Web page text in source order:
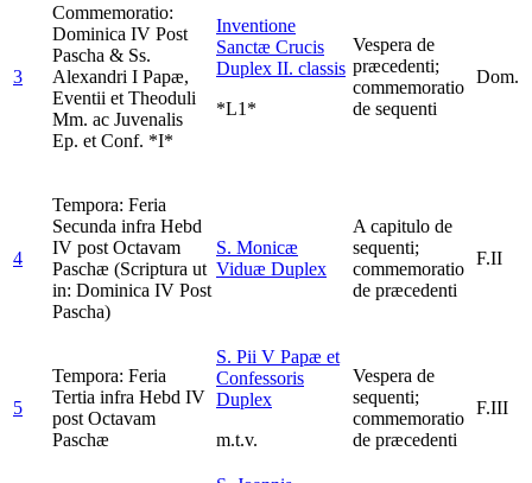
3
Commemoratio:
Dominica IV Post
Pascha & Ss.
Alexandri I Papæ,
Eventii et Theoduli
Mm. ac Juvenalis
Ep. et Conf. *I*
Inventione
Sanctæ Crucis
Duplex II. classis
*L1*
Vespera de
præcedenti;
commemoratio
de sequenti
Dom.
4
Tempora: Feria
Secunda infra Hebd
IV post Octavam
Paschæ (Scriptura ut
in: Dominica IV Post
Pascha)
S. Monicæ
Viduæ Duplex
A capitulo de
sequenti;
commemoratio
de præcedenti
F.II
5
Tempora: Feria
Tertia infra Hebd IV
post Octavam
Paschæ
S. Pii V Papæ et
Confessoris
Duplex
m.t.v.
Vespera de
sequenti;
commemoratio
de præcedenti
F.III